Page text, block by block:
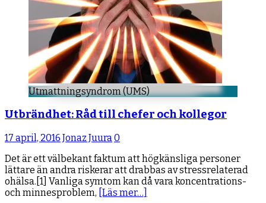
Utmattningsyndrom (UMS)
Utbrändhet: Råd till chefer och kollegor
17 april, 2016 Jonaz Juura0
Det är ett välbekant faktum att högkänsliga personer
lättare än andra riskerar att drabbas av stressrelaterad
ohälsa.[1] Vanliga symtom kan då vara koncentrations-
och minnesproblem, [Läs mer…]